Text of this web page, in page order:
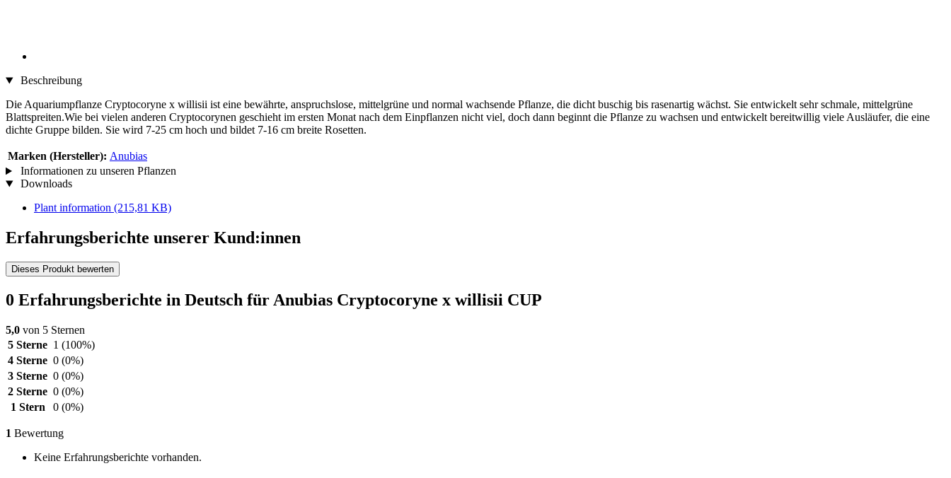
Beschreibung
Die Aquariumpflanze Cryptocoryne x willisii ist eine bewährte, anspruchslose, mittelgrüne und normal wachsende Pflanze, die dicht buschig bis rasenartig wächst. Sie entwickelt sehr schmale, mittelgrüne
Blattspreiten.Wie bei vielen anderen Cryptocorynen geschieht im ersten Monat nach dem Einpflanzen nicht viel, doch dann beginnt die Pflanze zu wachsen und entwickelt bereitwillig viele Ausläufer, die eine
dichte Gruppe bilden. Sie wird 7-25 cm hoch und bildet 7-16 cm breite Rosetten.
Marken (Hersteller): Anubias
Informationen zu unseren Pflanzen
Downloads
Plant information (215,81 KB)
Erfahrungsberichte unserer Kund:innen
Dieses Produkt bewerten
0 Erfahrungsberichte in Deutsch für Anubias Cryptocoryne x willisii CUP
5,0 von 5 Sternen
5 Sterne 1 (100%)
4 Sterne 0 (0%)
3 Sterne 0 (0%)
2 Sterne 0 (0%)
1 Stern
0 (0%)
1 Bewertung
Keine Erfahrungsberichte vorhanden.